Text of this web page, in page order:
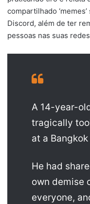
compartilhado
Discord, além de ter
pessoas nas suas
A 14-year-
tragically
at a
He had
own demise
everyone,